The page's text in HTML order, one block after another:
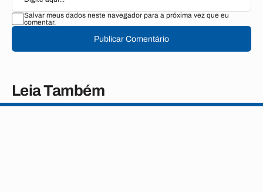
Salvar meus dados neste navegador para a próxima vez que eu
comentar.
Publicar Comentário
Leia Também